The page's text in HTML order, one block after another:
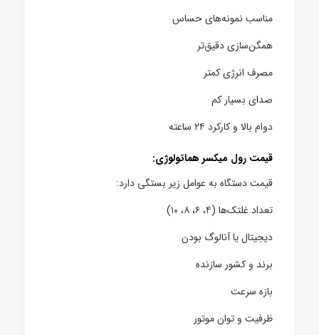
مناسب نمونه‌های حساس
همگن‌سازی دقیق‌تر
مصرف انرژی کمتر
صدای بسیار کم
دوام بالا و کارکرد ۲۴ ساعته
قیمت رول میکسر هماتولوژی:
قیمت دستگاه به عوامل زیر بستگی دارد:
تعداد غلتک‌ها (۴، ۶، ۸، ۱۰)
دیجیتال یا آنالوگ بودن
برند و کشور سازنده
بازه سرعت
ظرفیت و توان موتور